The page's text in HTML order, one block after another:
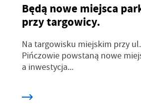
Będą nowe miejsca
przy targowicy.
Na targowisku miejskim przy
Pińczowie powstaną nowe
a inwestycja...